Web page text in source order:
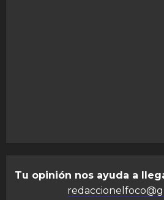
Tu opinión nos ayuda a